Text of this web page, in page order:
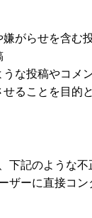
がらせを含む
な投稿やコメ
ることを目的
下記のような
ザーに直接コ